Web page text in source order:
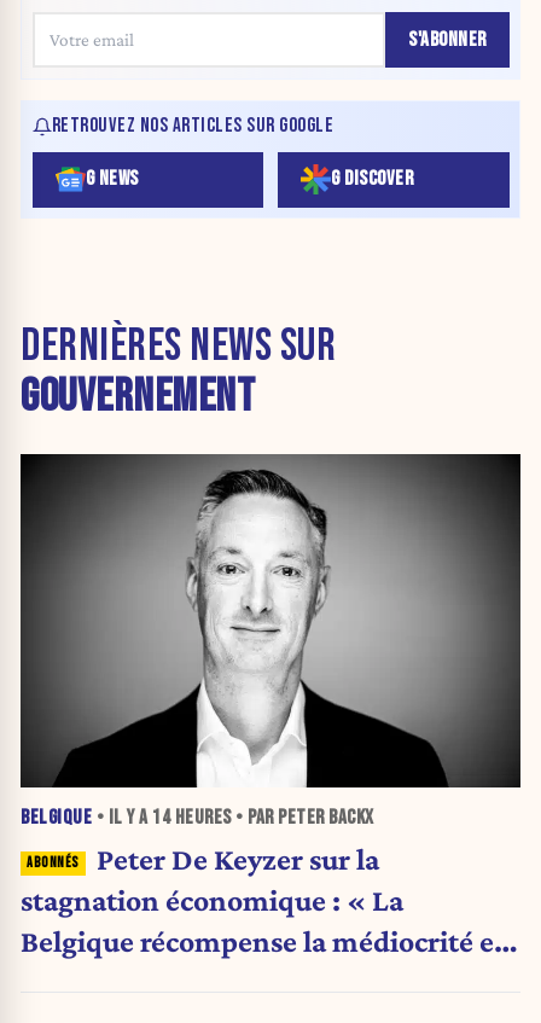
S'ABONNER
RETROUVEZ NOS ARTICLES SUR GOOGLE
G NEWS G DISCOVER
DERNIÈRES NEWS SUR
GOUVERNEMENT
BELGIQUE • IL Y A 14 HEURES• PAR PETER BACKX
Peter De Keyzer sur la
stagnation économique : « La
Belgique récompense la médiocrité et